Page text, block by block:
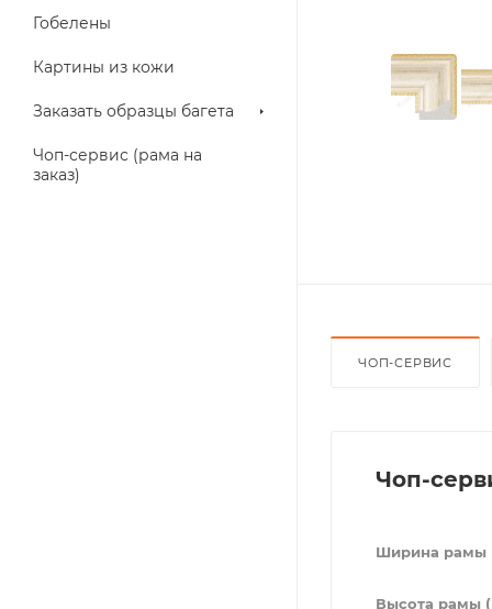
Гобелены
Картины из кожи
Заказать образцы багета
Чоп-сервис (рама на
заказ)
ЧОП-СЕРВИС
Чоп-
Ширина рамы
Высота рамы